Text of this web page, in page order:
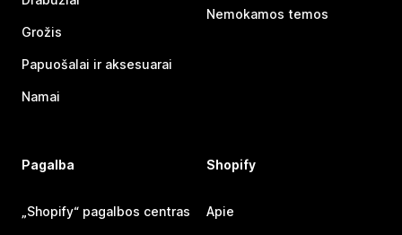
Grožis
Papuošalai ir aksesuarai
Namai
Nemokamos temos
Pagalba
„Shopify“ pagalbos centras
Shopify
Apie